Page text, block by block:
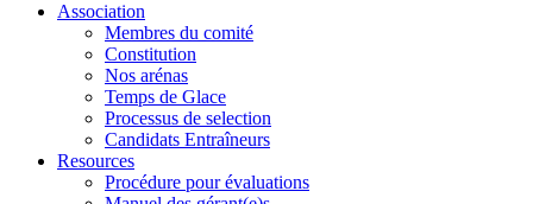
Association
Membres du comité
Constitution
Nos arénas
Temps de Glace
Processus de selection
Candidats Entraîneurs
Resources
Procédure pour évaluations